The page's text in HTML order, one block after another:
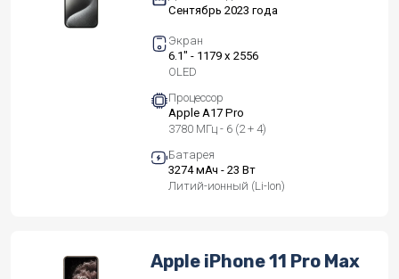
Сентябрь 2023 года
Экран
6.1" - 1179 x 2556
OLED
Процессор
Apple A17 Pro
3780 МГц - 6 (2 + 4)
Батарея
3274 мАч - 23 Вт
Литий-ионный (Li-Ion)
Apple iPhone 11 Pro Max